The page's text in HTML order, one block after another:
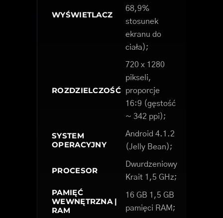
WYŚWIETLACZ
68,9%
stosunek
ekranu do
ciała);
ROZDZIELCZOŚĆ
720 x 1280
pikseli,
proporcje
16:9 (gęstość
~ 342 ppi);
SYSTEM
OPERACYJNY
Android 4.1.2
(Jelly Bean);
PROCESOR
Dwurdzeniowy
Krait 1,5 GHz;
PAMIĘĆ
WEWNĘTRZNA |
RAM
16 GB 1,5 GB
pamięci RAM;